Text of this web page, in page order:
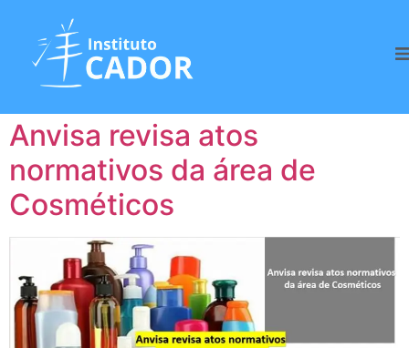
Categoria:
Cosméticos
Anvisa revisa atos
normativos da área de
Cosméticos